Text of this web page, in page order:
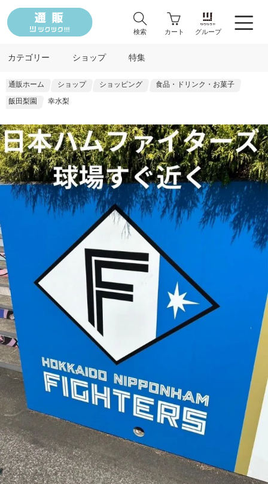
検索 カート グループ
カテゴリー ショップ 特集
通販ホーム ショップ ショッピング
食品・ドリンク・お菓子
飯田梨園
幸水梨